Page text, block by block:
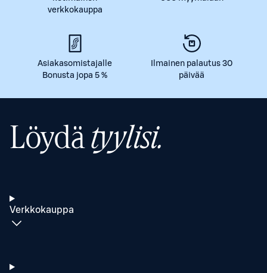
verkkokauppa
Asiakasomistajalle
Bonusta jopa 5 %
Ilmainen palautus 30
päivää
Löydätyylisi.
Verkkokauppa